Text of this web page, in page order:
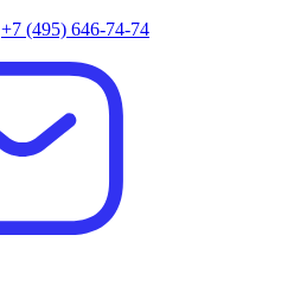
+7 (495) 646-74-74